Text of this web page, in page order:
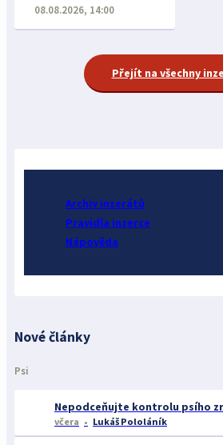
08.08.2026, 14:00
Přejít na všechny
Archiv inzerátů
Pravidla inzerce
Nápověda
Nové články
Psi
Nepodceňujte kontrolu psího
včera Lukáš Pololáník